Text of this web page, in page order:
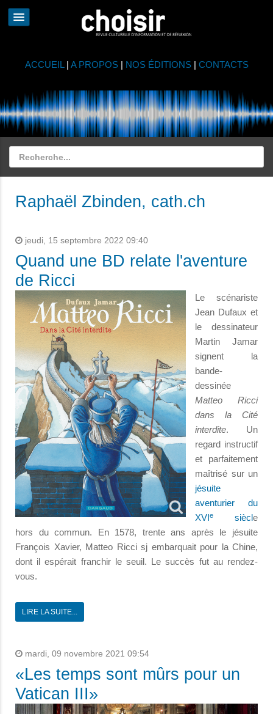
ACCUEIL | A PROPOS| NOS ÉDITIONS| CONTACTS
Raphaël Zbinden, cath.ch
jeudi, 15 septembre 2022 09:40
Quand une BD relate l'aventure
de Ricci
Le scénariste
Jean Dufaux et
le dessinateur
Martin Jamar
signent la
bande-
dessinée
Matteo Ricci
dans la Cité
interdite. Un
regard instructif
et parfaitement
maîtrisé sur un
jésuite
aventurier du
XVI e siècl e
hors du commun. En 1578, trente ans après le jésuite
François Xavier, Matteo Ricci sj embarquait pour la Chine,
dont il espérait franchir le seuil. Le succès fut au rendez-
vous.
LIRE LA SUITE...
mardi, 09 novembre 2021 09:54
«Les temps sont mûrs pour un
Vatican III»